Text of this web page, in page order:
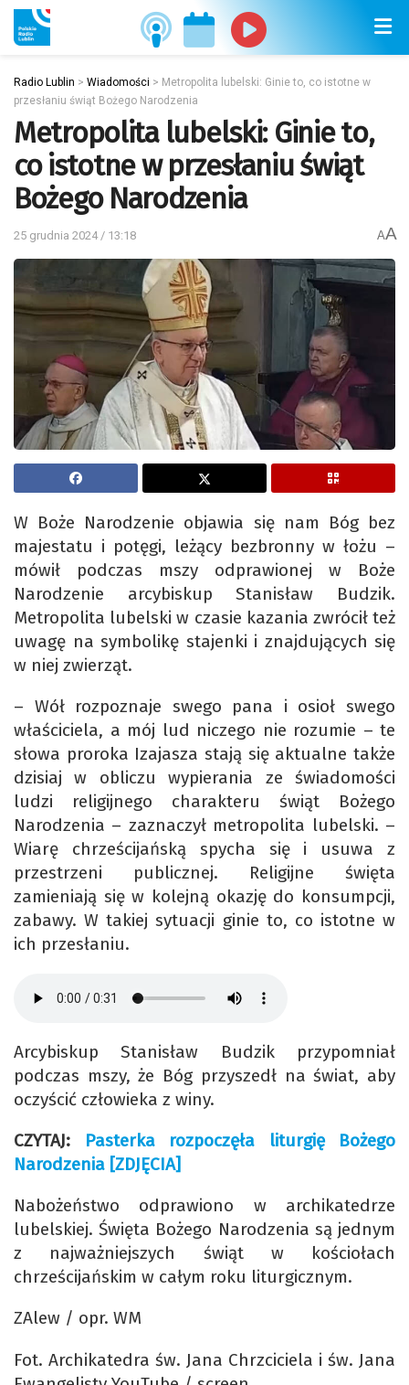
Radio Lublin > Wiadomości > Metropolita lubelski: Ginie to, co istotne w
przesłaniu świąt Bożego Narodzenia
Metropolita lubelski: Ginie to,
co istotne w przesłaniu świąt
Bożego Narodzenia
25 grudnia 2024 / 13:18 AA
W Boże Narodzenie objawia się nam Bóg bez
majestatu i potęgi, leżący bezbronny w łożu –
mówił podczas mszy odprawionej w Boże
Narodzenie arcybiskup Stanisław Budzik.
Metropolita lubelski w czasie kazania zwrócił też
uwagę na symbolikę stajenki i znajdujących się
w niej zwierząt.
– Wół rozpoznaje swego pana i osioł swego
właściciela, a mój lud niczego nie rozumie – te
słowa proroka Izajasza stają się aktualne także
dzisiaj w obliczu wypierania ze świadomości
ludzi religijnego charakteru świąt Bożego
Narodzenia – zaznaczył metropolita lubelski. –
Wiarę chrześcijańską spycha się i usuwa z
przestrzeni publicznej. Religijne święta
zamieniają się w kolejną okazję do konsumpcji,
zabawy. W takiej sytuacji ginie to, co istotne w
ich przesłaniu.
Arcybiskup Stanisław Budzik przypomniał
podczas mszy, że Bóg przyszedł na świat, aby
oczyścić człowieka z winy.
CZYTAJ:
Pasterka rozpoczęła liturgię Bożego
Narodzenia [ZDJĘCIA]
Nabożeństwo odprawiono w archikatedrze
lubelskiej. Święta Bożego Narodzenia są jednym
z najważniejszych świąt w kościołach
chrześcijańskim w całym roku liturgicznym.
ZAlew / opr. WM
Fot. Archikatedra św. Jana Chrzciciela i św. Jana